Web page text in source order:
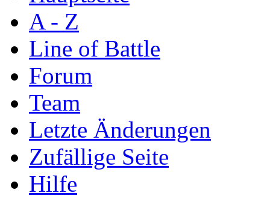
A - Z
Line of Battle
Forum
Team
Letzte Änderungen
Zufällige Seite
Hilfe